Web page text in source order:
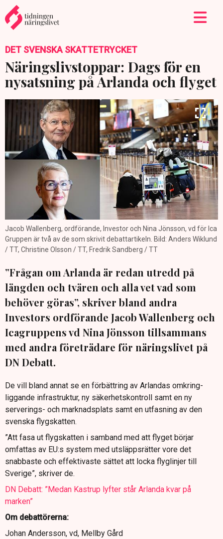
DET SVENSKA SKATTETRYCKET
Näringslivstoppar: Dags för en
nysatsning på Arlanda och flyget
Jacob Wallenberg, ordförande, Investor och Nina Jönsson, vd för Ica
Gruppen är två av de som skrivit debattartikeln. Bild: Anders Wiklund
/ TT, Christine Olsson / TT, Fredrik Sandberg / TT
”Frågan om Arlanda är redan utredd på
längden och tvären och alla vet vad som
behöver göras”, skriver bland andra
Investors ordförande Jacob Wallenberg och
Icagruppens vd Nina Jönsson tillsammans
med andra företrädare för näringslivet på
DN Debatt.
De vill bland annat se en förbättring av Arlandas omkring­
liggande infrastruktur, ny säkerhetskontroll samt en ny
serverings- och marknadsplats samt en utfasning av den
svenska flygskatten.
”Att fasa ut flygskatten i samband med att flyget börjar
omfattas av EU:s system med utsläppsrätter vore det
snabbaste och effektivaste sättet att locka flyglinjer till
Sverige”, skriver de.
DN Debatt: ”Medan Kastrup lyfter står Arlanda kvar på
marken”
Om debattörerna:
Johan Andersson, vd, Mellby Gård